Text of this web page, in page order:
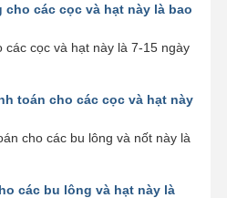
các cọc và hạt này là bao
cọc và hạt này là 7-15 ngày
toán cho các cọc và hạt này
cho các bu lông và nốt này là
các bu lông và hạt này là